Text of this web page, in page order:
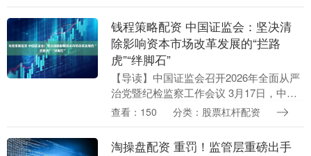
会精神....
钱程策略配资 中国证监会：坚决清
除影响资本市场改革发展的“拦路
虎”“绊脚石”
【导读】中国证监会召开2026年全面从严
治党暨纪检监察工作会议 3月17日，中国
证监会召开2026年全面从严治党暨纪检监
在二....
查看：150 分类：股票杠杆配资
淘操盘配资 重罚！监管层重磅出手